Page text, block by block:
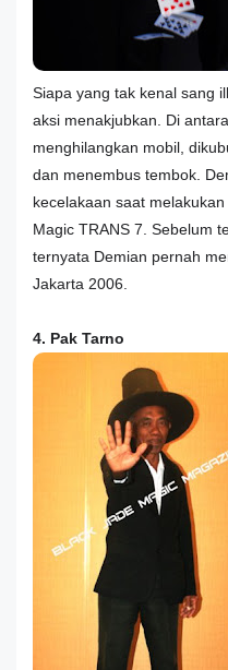
Siapa yang tak kenal sang
aksi menakjubkan. Di
menghilangkan mobil,
dan menembus tembok.
kecelakaan saat
Magic TRANS 7. Sebelum
ternyata Demian pernah
Jakarta 2006.
4. Pak Tarno